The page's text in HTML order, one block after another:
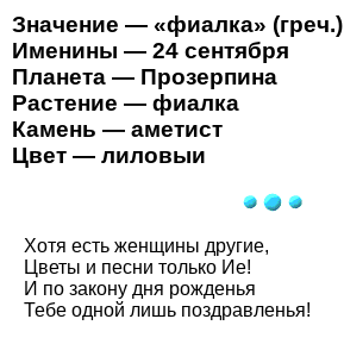
Значение — «фиалка» (греч.)
Именины — 24 сентября
Планета — Прозерпина
Растение — фиалка
Камень — аметист
Цвет — лиловыи
Хотя есть женщины другие,
Цветы и песни только Ие!
И по закону дня рожденья
Тебе одной лишь поздравленья!